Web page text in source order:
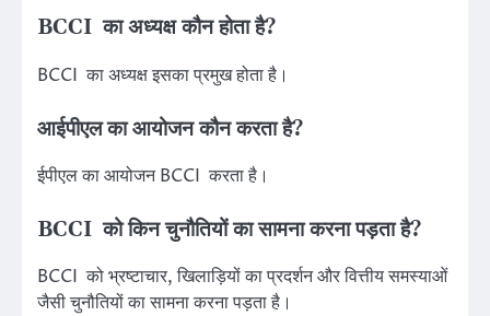
BCCI का अध्यक्ष कौन होता है?
BCCI का अध्यक्ष इसका प्रमुख होता है।
आईपीएल का आयोजन कौन करता है?
ईपीएल का आयोजन BCCI करता है।
BCCI को किन चुनौतियों का सामना करना पड़ता है?
BCCI को भ्रष्टाचार, खिलाड़ियों का प्रदर्शन और वित्तीय समस्याओं
जैसी चुनौतियों का सामना करना पड़ता है।